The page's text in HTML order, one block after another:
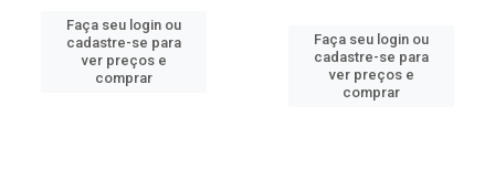
Faça seu login ou
cadastre-se para
ver preços e
comprar
Faça seu login ou
cadastre-se para
ver preços e
comprar